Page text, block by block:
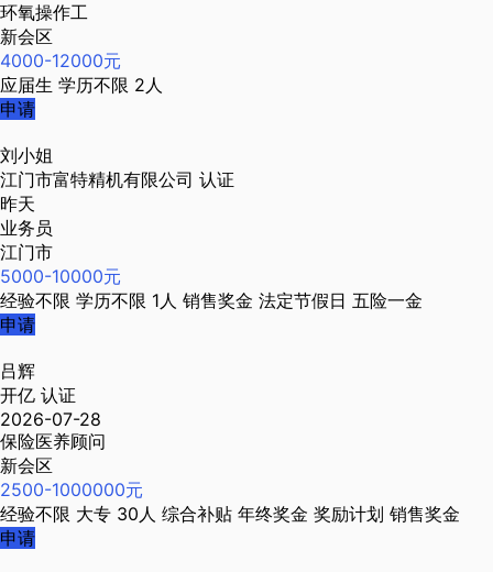
环氧操作工
新会区
4000-12000元
应届生 学历不限 2人
申请
刘小姐
江门市富特精机有限公司 认证
昨天
业务员
江门市
5000-10000元
经验不限 学历不限 1人 销售奖金 法定节假日 五险一金
申请
吕辉
开亿 认证
2026-07-28
保险医养顾问
新会区
2500-1000000元
经验不限 大专 30人 综合补贴 年终奖金 奖励计划 销售奖金
申请